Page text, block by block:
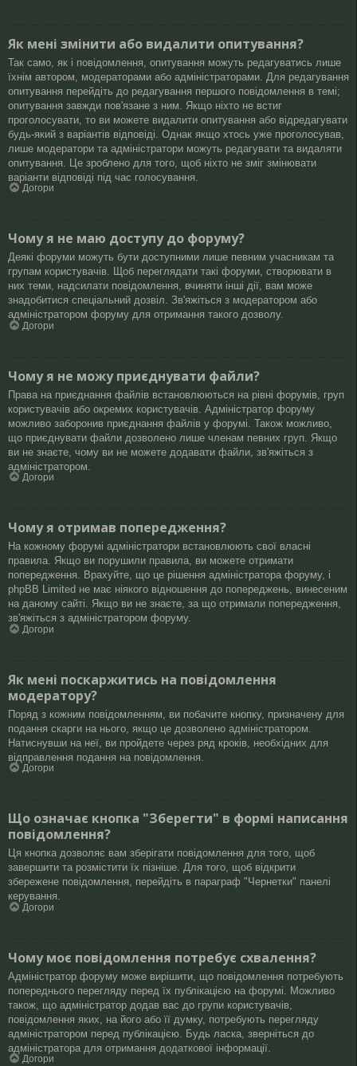
Як мені змінити або видалити опитування?
Так само, як і повідомлення, опитування можуть редагуватись лише
їхнім автором, модераторами або адміністраторами. Для редагування
опитування перейдіть до редагування першого повідомлення в темі;
опитування завжди пов'язане з ним. Якщо ніхто не встиг
проголосувати, то ви можете видалити опитування або відредагувати
будь-який з варіантів відповіді. Однак якщо хтось уже проголосував,
лише модератори та адміністратори можуть редагувати та видаляти
опитування. Це зроблено для того, щоб ніхто не зміг змінювати
варіанти відповіді під час голосування.
Догори
Чому я не маю доступу до форуму?
Деякі форуми можуть бути доступними лише певним учасникам та
групам користувачів. Щоб переглядати такі форуми, створювати в
них теми, надсилати повідомлення, вчиняти інші дії, вам може
знадобитися спеціальний дозвіл. Зв'яжіться з модератором або
адміністратором форуму для отримання такого дозволу.
Догори
Чому я не можу приєднувати файли?
Права на приєднання файлів встановлюються на рівні форумів, груп
користувачів або окремих користувачів. Адміністратор форуму
можливо заборонив приєднання файлів у форумі. Також можливо,
що приєднувати файли дозволено лише членам певних груп. Якщо
ви не знаєте, чому ви не можете додавати файли, зв'яжіться з
адміністратором.
Догори
Чому я отримав попередження?
На кожному форумі адміністратори встановлюють свої власні
правила. Якщо ви порушили правила, ви можете отримати
попередження. Врахуйте, що це рішення адміністратора форуму, і
phpBB Limited не має ніякого відношення до попереджень, винесеним
на даному сайті. Якщо ви не знаєте, за що отримали попередження,
зв'яжіться з адміністратором форуму.
Догори
Як мені поскаржитись на повідомлення
модератору?
Поряд з кожним повідомленням, ви побачите кнопку, призначену для
подання скарги на нього, якщо це дозволено адміністратором.
Натиснувши на неї, ви пройдете через ряд кроків, необхідних для
відправлення подання на повідомлення.
Догори
Що означає кнопка "Зберегти" в формі написання
повідомлення?
Ця кнопка дозволяє вам зберігати повідомлення для того, щоб
завершити та розмістити їх пізніше. Для того, щоб відкрити
збережене повідомлення, перейдіть в параграф "Чернетки" панелі
керування.
Догори
Чому моє повідомлення потребує схвалення?
Адміністратор форуму може вирішити, що повідомлення потребують
попереднього перегляду перед їх публікацією на форумі. Можливо
також, що адміністратор додав вас до групи користувачів,
повідомлення яких, на його або її думку, потребують перегляду
адміністратором перед публікацією. Будь ласка, зверніться до
адміністратора для отримання додаткової інформації.
Догори